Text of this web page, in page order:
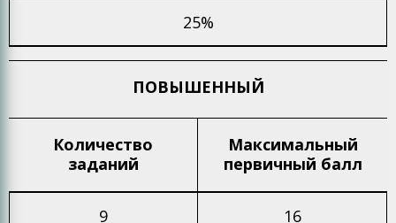
25%
ПОВЫШЕННЫЙ
Количество
заданий
Максимальный
первичный балл
9 16